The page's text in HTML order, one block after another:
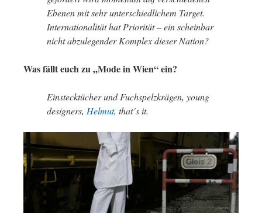
Ebenen mit sehr unterschiedlichem Target.
Internationalität hat Priorität – ein scheinbar
nicht abzulegender Komplex dieser Nation?
Was fällt euch zu „Mode in Wien“ ein?
Einstecktücher und Fuchspelzkrägen, young
designers, Helmut, that´s it.